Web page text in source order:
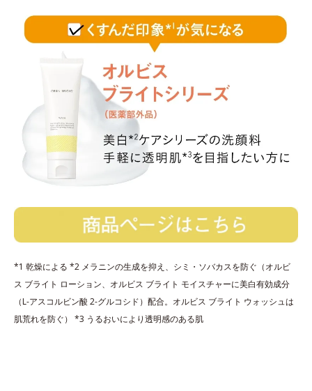
*1 乾燥による *2 メラニンの生成を抑え、シミ・ソバカスを防ぐ（オルビ
ス ブライト ローション、オルビス ブライト モイスチャーに美白有効成分
（L-アスコルビン酸 2-グルコシド）配合。オルビス ブライト ウォッシュは
肌荒れを防ぐ） *3 うるおいにより透明感のある肌